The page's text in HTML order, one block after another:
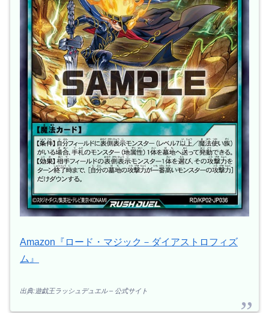
Amazon『ロード・マジック－ダイアストロフィズ
ム』
出典:遊戯王ラッシュデュエル – 公式サイト